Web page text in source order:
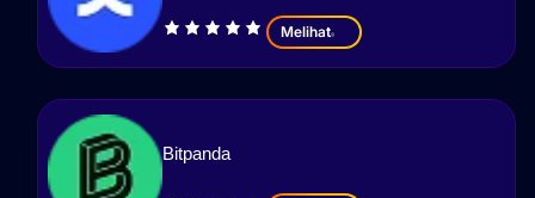
Melihat
Bitpanda